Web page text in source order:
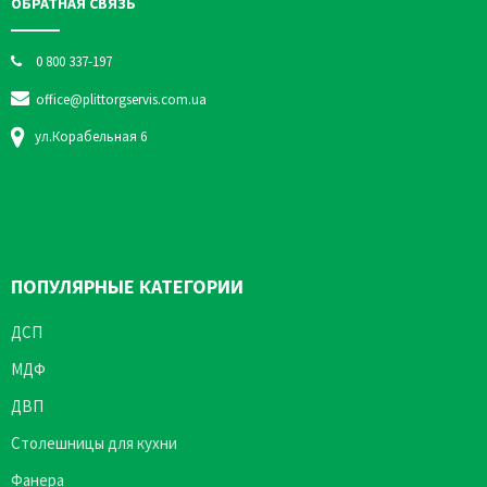
0 800 337-197
office@plittorgservis.com.ua
ул.Корабельная 6
ПОПУЛЯРНЫЕ КАТЕГОРИИ
ДСП
МДФ
ДВП
Столешницы для кухни
Фанера